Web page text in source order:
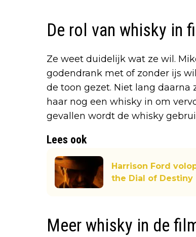
De rol van whisky in
Ze weet duidelijk wat ze wil.
godendrank met of zonder ijs
de toon gezet. Niet lang
haar nog een whisky in om
gevallen wordt de whisky
Lees ook
Harrison Ford
the Dial of Destiny
Meer whisky in de